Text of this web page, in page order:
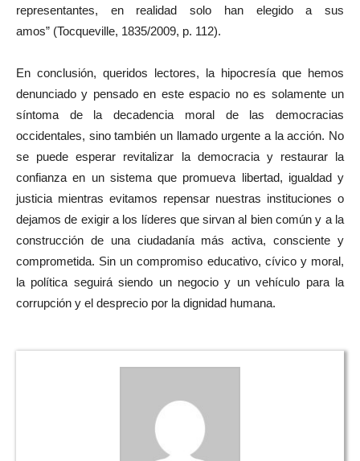
representantes, en realidad solo han elegido a sus
amos” (Tocqueville, 1835/2009, p. 112).
En conclusión, queridos lectores, la hipocresía que hemos
denunciado y pensado en este espacio no es solamente un
síntoma de la decadencia moral de las democracias
occidentales, sino también un llamado urgente a la acción. No
se puede esperar revitalizar la democracia y restaurar la
confianza en un sistema que promueva libertad, igualdad y
justicia mientras evitamos repensar nuestras instituciones o
dejamos de exigir a los líderes que sirvan al bien común y a la
construcción de una ciudadanía más activa, consciente y
comprometida. Sin un compromiso educativo, cívico y moral,
la política seguirá siendo un negocio y un vehículo para la
corrupción y el desprecio por la dignidad humana.